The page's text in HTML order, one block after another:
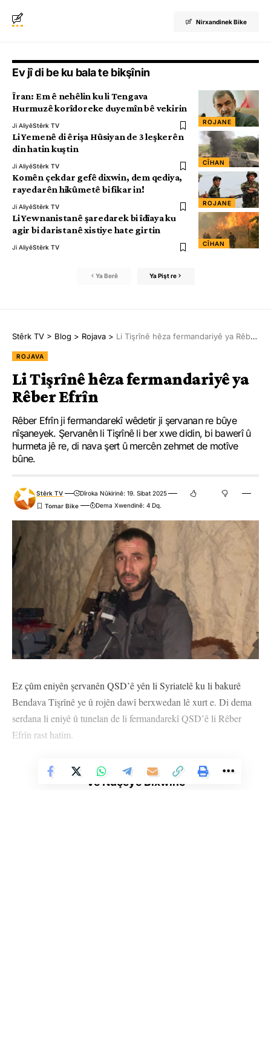
Nirxandinek Bike
Ev jî di be ku bala te bikşînin
ROJANE
Îran: Em ê nehêlin ku li Tengava
Hurmuzê korîdoreke duyemîn bê vekirin
Ji AliyêStêrk TV
CÎHAN
Li Yemenê di êrişa Hûsiyan de 3 leşkerên
din hatin kuştin
Ji AliyêStêrk TV
ROJANE
Komên çekdar gefê dixwin, dem qediya,
rayedarên hikûmetê bi fikar in!
Ji AliyêStêrk TV
CÎHAN
Li Yewnanistanê şaredarek bi îdîaya ku
agir bi daristanê xistiye hate girtin
Ji AliyêStêrk TV
Ya Berê Ya Pişt re
Stêrk TV > Blog > Rojava > Li Tişrînê hêza fermandariyê ya Rêber Efrîn
ROJAVA
Li Tişrînê hêza fermandariyê ya
Rêber Efrîn
Rêber Efrîn ji fermandarekî wêdetir ji şervanan re bûye
nîşaneyek. Şervanên li Tişrînê li ber xwe didin, bi bawerî û
hurmeta jê re, di nava şert û mercên zehmet de motîve
bûne.
Stêrk TV
Dîroka Nûkirinê: 19. Sibat 2025
Dema Xwendinê: 4 Dq.
Ez çûm eniyên şervanên QSD’ê yên li Syriatelê ku li bakurê
Bendava Tişrînê ye û rojên dawî berxwedan lê xurt e. Di dema
serdana li eniyê û tunelan de li fermandarekî QSD’ê li Rêber
Efrîn rast hatim.
Rêber bi eslê xwe ji Efrînê ye û li gel ku beriya niha birîndar bû
vegeriya eniya berxwedanê. Demeke dirêj e li eniyên
Vê Nûçeyê Bixwîne